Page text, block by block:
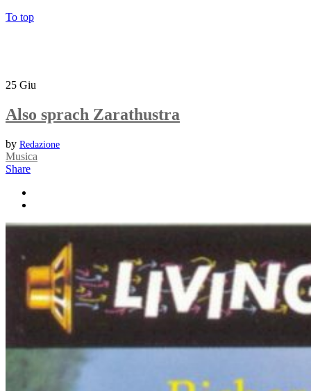
To top
25 Giu
Also sprach Zarathustra
by Redazione
Musica
Share